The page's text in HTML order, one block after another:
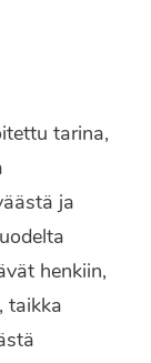
tarina,
ja
henkiin,
taikka